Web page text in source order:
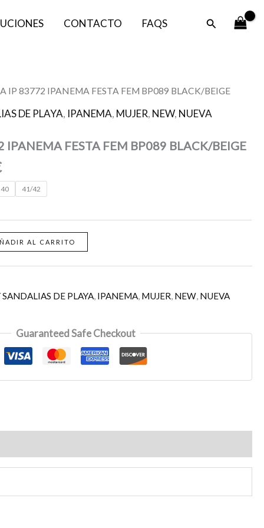
CONTACTO FAQS Buscar
IP 83772 IPANEMA FESTA FEM BP089 BLACK/BEIGE
DE PLAYA, IPANEMA, MUJER, NEW, NUEVA
IPANEMA FESTA FEM BP089 BLACK/BEIGE
El
precio
actual
es:
26,39 €.
40 41/42
AL CARRITO
SANDALIAS DE PLAYA, IPANEMA, MUJER, NEW, NUEVA
Guaranteed Safe Checkout
32,99 €.
26,39 €.